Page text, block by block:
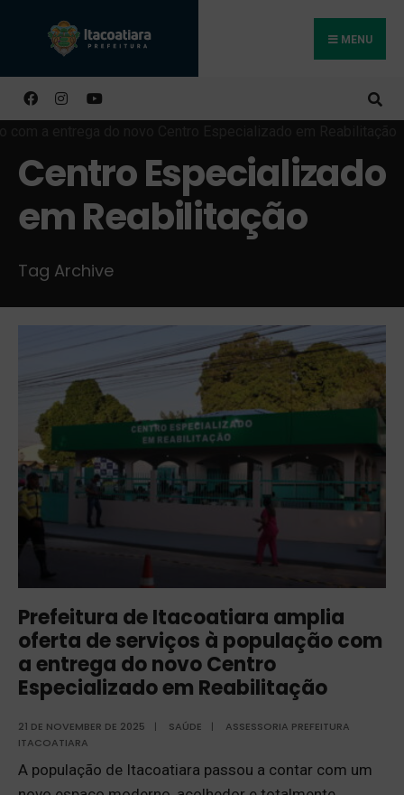
MENU
Centro Especializado
em Reabilitação
Tag Archive
Prefeitura de Itacoatiara amplia
oferta de serviços à população com
a entrega do novo Centro
Especializado em Reabilitação
21 DE NOVEMBER DE 2025 | SAÚDE |
ASSESSORIA PREFEITURA
ITACOATIARA
A população de Itacoatiara passou a contar com um
Buscar